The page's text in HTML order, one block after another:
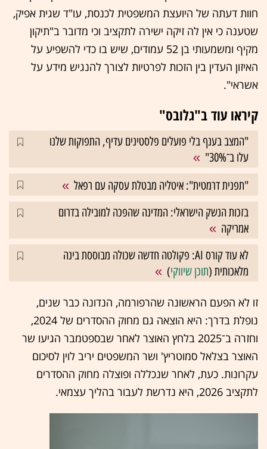
חוות דעתה של היועצת המשפטית לכנסת, עו"ד שגית אפיק,
שטענה כי אין לה זיקה ישירה לתקציב וכי מדובר ב"תיקון
מקיף ומשמעותי בן 52 עמודים, שיש בו כדי להשפיע על
האיזון העדין בין הזכות לפרטיות לצורך להנגיש מידע על
אשראי".
קיראו עוד ב"גלובס"
"המצב בענף בלי פועלים פלסטינים עדיף, התפוקות שלנו
עלו ב־30%"
"תפנית דרמטית": איטליה מבטלת עסקה עם רפאל
בזכות הנשק הישראלי: המדינה שהפכה למובילה בדרום
אמריקה
לא עוד קורס AI: פקולטה חדשה שכולה מבוססת בינה
מלאכותית (תוכן שיווקי)
זו לא הפעם הראשונה שהרפורמה, הנדונה כבר שנים,
נופלת בדרך: היא הוצאה גם מחוק ההסדרים של 2024,
וחזרה ב־2025 בלחץ האוצר לאחר שבספטמבר הגיעו שר
האוצר בצלאל סמוטריץ' ושר המשפטים יריב לוין לסיכום
עקרונות. כעת, לאחר שנכללה ופוצלה מחוק ההסדרים
לתקציב 2026, היא נדרשת לעבור בהליך עצמאי.